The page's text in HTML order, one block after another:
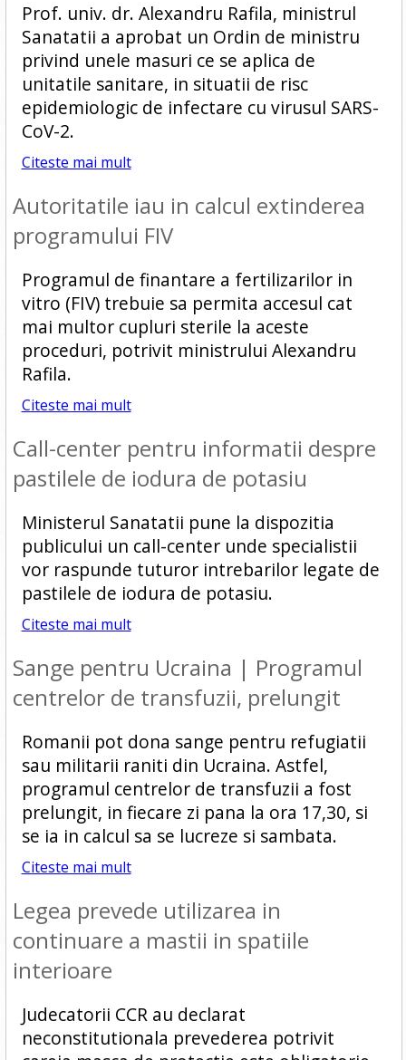
Prof. univ. dr. Alexandru Rafila, ministrul
Sanatatii a aprobat un Ordin de ministru
privind unele masuri ce se aplica de
unitatile sanitare, in situatii de risc
epidemiologic de infectare cu virusul SARS-
CoV-2.
Citeste mai mult
Autoritatile iau in calcul extinderea
programului FIV
Programul de finantare a fertilizarilor in
vitro (FIV) trebuie sa permita accesul cat
mai multor cupluri sterile la aceste
proceduri, potrivit ministrului Alexandru
Rafila.
Citeste mai mult
Call-center pentru informatii despre
pastilele de iodura de potasiu
Ministerul Sanatatii pune la dispozitia
publicului un call-center unde specialistii
vor raspunde tuturor intrebarilor legate de
pastilele de iodura de potasiu.
Citeste mai mult
Sange pentru Ucraina | Programul
centrelor de transfuzii, prelungit
Romanii pot dona sange pentru refugiatii
sau militarii raniti din Ucraina. Astfel,
programul centrelor de transfuzii a fost
prelungit, in fiecare zi pana la ora 17,30, si
se ia in calcul sa se lucreze si sambata.
Citeste mai mult
Legea prevede utilizarea in
continuare a mastii in spatiile
interioare
Judecatorii CCR au declarat
neconstitutionala prevederea potrivit